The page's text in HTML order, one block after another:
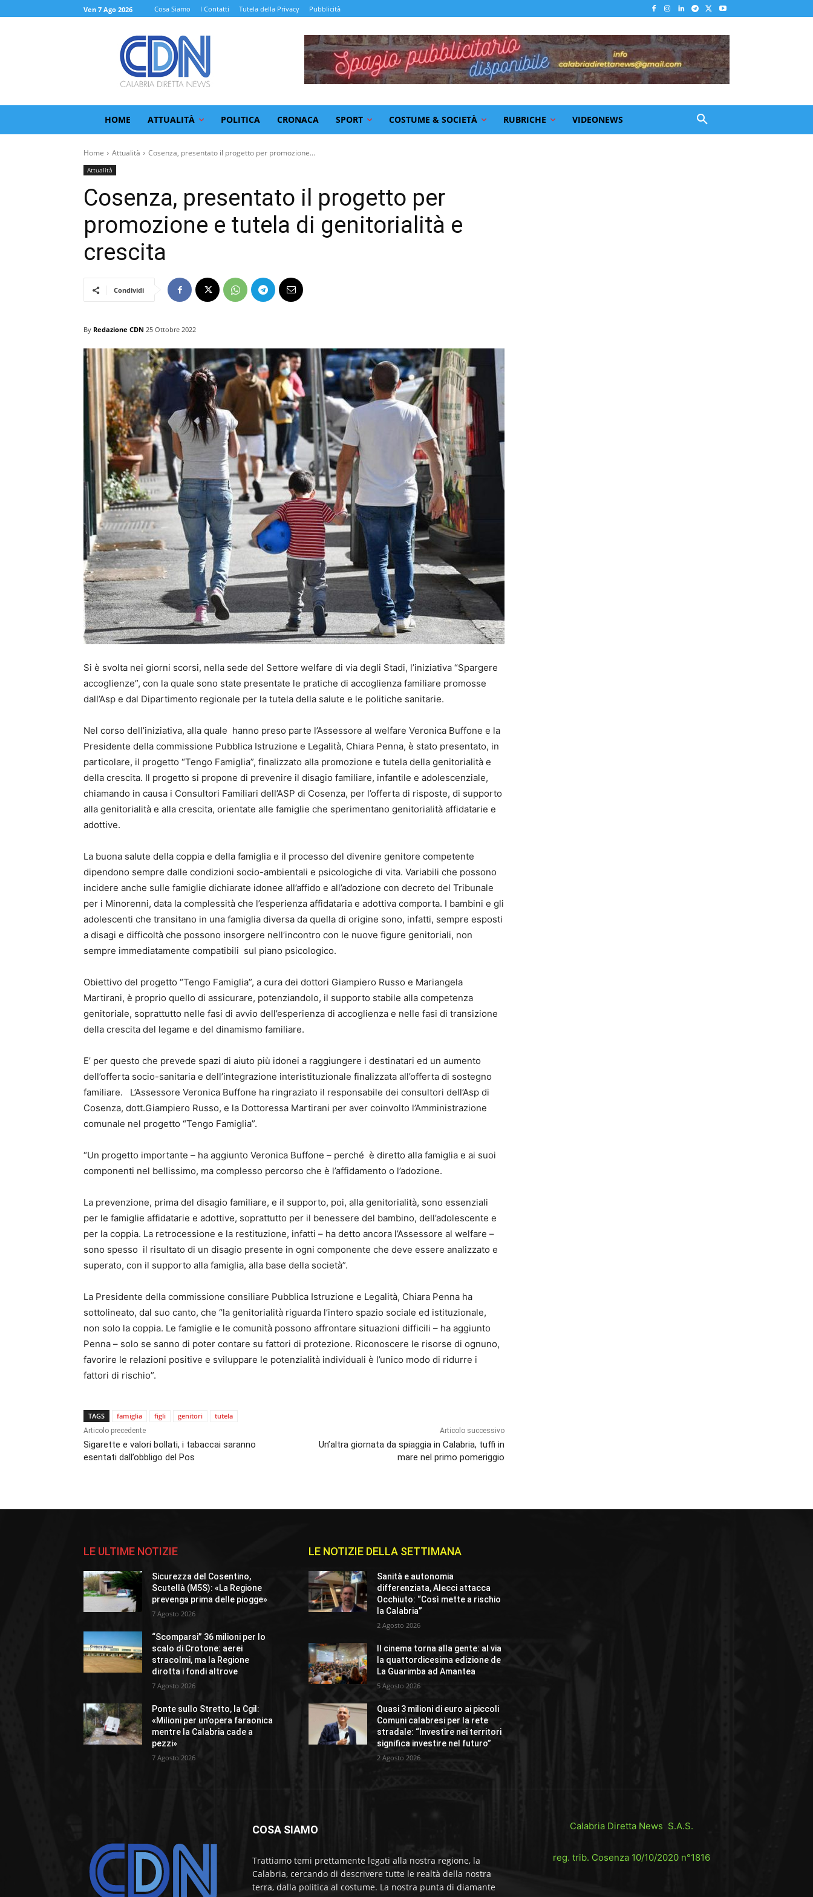
Ven 7 Ago 2026 Cosa Siamo I Contatti Tutela della Privacy Pubblicità
HOME ATTUALITÀ POLITICA CRONACA SPORT COSTUME & SOCIETÀ RUBRICHE VIDEONEWS
Home Attualità Cosenza, presentato il progetto per promozione...
Attualità
Cosenza, presentato il progetto per
promozione e tutela di genitorialità e
crescita
Condividi
By Redazione CDN 25 Ottobre 2022
Si è svolta nei giorni scorsi, nella sede del Settore welfare di via degli Stadi, l’iniziativa “Spargere
accoglienze”, con la quale sono state presentate le pratiche di accoglienza familiare promosse
dall’Asp e dal Dipartimento regionale per la tutela della salute e le politiche sanitarie.
Nel corso dell’iniziativa, alla quale hanno preso parte l’Assessore al welfare Veronica Buffone e la
Presidente della commissione Pubblica Istruzione e Legalità, Chiara Penna, è stato presentato, in
particolare, il progetto “Tengo Famiglia”, finalizzato alla promozione e tutela della genitorialità e
della crescita. Il progetto si propone di prevenire il disagio familiare, infantile e adolescenziale,
chiamando in causa i Consultori Familiari dell’ASP di Cosenza, per l’offerta di risposte, di supporto
alla genitorialità e alla crescita, orientate alle famiglie che sperimentano genitorialità affidatarie e
adottive.
La buona salute della coppia e della famiglia e il processo del divenire genitore competente
dipendono sempre dalle condizioni socio-ambientali e psicologiche di vita. Variabili che possono
incidere anche sulle famiglie dichiarate idonee all’affido e all’adozione con decreto del Tribunale
per i Minorenni, data la complessità che l’esperienza affidataria e adottiva comporta. I bambini e gli
adolescenti che transitano in una famiglia diversa da quella di origine sono, infatti, sempre esposti
a disagi e difficoltà che possono insorgere nell’incontro con le nuove figure genitoriali, non
sempre immediatamente compatibili sul piano psicologico.
Obiettivo del progetto “Tengo Famiglia”, a cura dei dottori Giampiero Russo e Mariangela
Martirani, è proprio quello di assicurare, potenziandolo, il supporto stabile alla competenza
genitoriale, soprattutto nelle fasi di avvio dell’esperienza di accoglienza e nelle fasi di transizione
della crescita del legame e del dinamismo familiare.
E’ per questo che prevede spazi di aiuto più idonei a raggiungere i destinatari ed un aumento
dell’offerta socio-sanitaria e dell’integrazione interistituzionale finalizzata all’offerta di sostegno
familiare. L’Assessore Veronica Buffone ha ringraziato il responsabile dei consultori dell’Asp di
Cosenza, dott.Giampiero Russo, e la Dottoressa Martirani per aver coinvolto l’Amministrazione
comunale nel progetto “Tengo Famiglia”.
“Un progetto importante – ha aggiunto Veronica Buffone – perché è diretto alla famiglia e ai suoi
componenti nel bellissimo, ma complesso percorso che è l’affidamento o l’adozione.
La prevenzione, prima del disagio familiare, e il supporto, poi, alla genitorialità, sono essenziali
per le famiglie affidatarie e adottive, soprattutto per il benessere del bambino, dell’adolescente e
per la coppia. La retrocessione e la restituzione, infatti – ha detto ancora l’Assessore al welfare –
sono spesso il risultato di un disagio presente in ogni componente che deve essere analizzato e
superato, con il supporto alla famiglia, alla base della società”.
La Presidente della commissione consiliare Pubblica Istruzione e Legalità, Chiara Penna ha
sottolineato, dal suo canto, che “la genitorialità riguarda l’intero spazio sociale ed istituzionale,
non solo la coppia. Le famiglie e le comunità possono affrontare situazioni difficili – ha aggiunto
Penna – solo se sanno di poter contare su fattori di protezione. Riconoscere le risorse di ognuno,
favorire le relazioni positive e sviluppare le potenzialità individuali è l’unico modo di ridurre i
fattori di rischio”.
TAGS famiglia figli genitori tutela
Articolo precedente
Sigarette e valori bollati, i tabaccai saranno
esentati dall’obbligo del Pos
Articolo successivo
Un’altra giornata da spiaggia in Calabria, tuffi in
mare nel primo pomeriggio
LE ULTIME NOTIZIE
Sicurezza del Cosentino,
Scutellà (M5S): «La Regione
prevenga prima delle piogge»
7 Agosto 2026
“Scomparsi” 36 milioni per lo
scalo di Crotone: aerei
stracolmi, ma la Regione
dirotta i fondi altrove
7 Agosto 2026
Ponte sullo Stretto, la Cgil:
«Milioni per un’opera faraonica
mentre la Calabria cade a
pezzi»
7 Agosto 2026
LE NOTIZIE DELLA SETTIMANA
Sanità e autonomia
differenziata, Alecci attacca
Occhiuto: “Così mette a rischio
la Calabria”
2 Agosto 2026
Il cinema torna alla gente: al via
la quattordicesima edizione de
La Guarimba ad Amantea
5 Agosto 2026
Quasi 3 milioni di euro ai piccoli
Comuni calabresi per la rete
stradale: “Investire nei territori
significa investire nel futuro”
2 Agosto 2026
COSA SIAMO
Trattiamo temi prettamente legati alla nostra regione, la
Calabria, cercando di descrivere tutte le realtà della nostra
terra, dalla politica al costume. La nostra punta di diamante
Calabria Diretta News S.A.S.
reg. trib. Cosenza 10/10/2020 n°1816